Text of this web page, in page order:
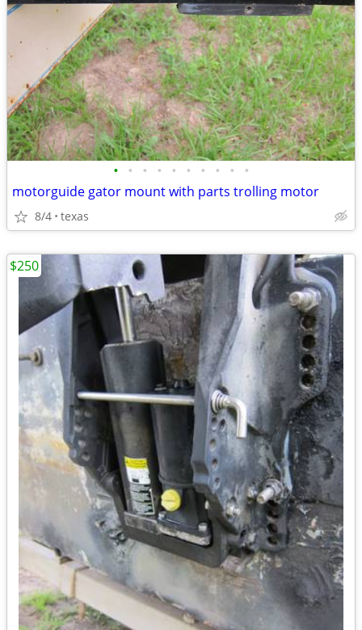
• • • • • • • • • •
motorguide gator mount with parts trolling motor
8/4 texas
$250